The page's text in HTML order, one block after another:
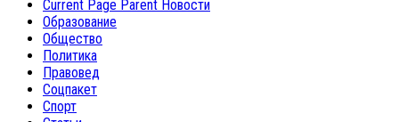
Current Page Parent Новости
Образование
Общество
Политика
Правовед
Соцпакет
Спорт